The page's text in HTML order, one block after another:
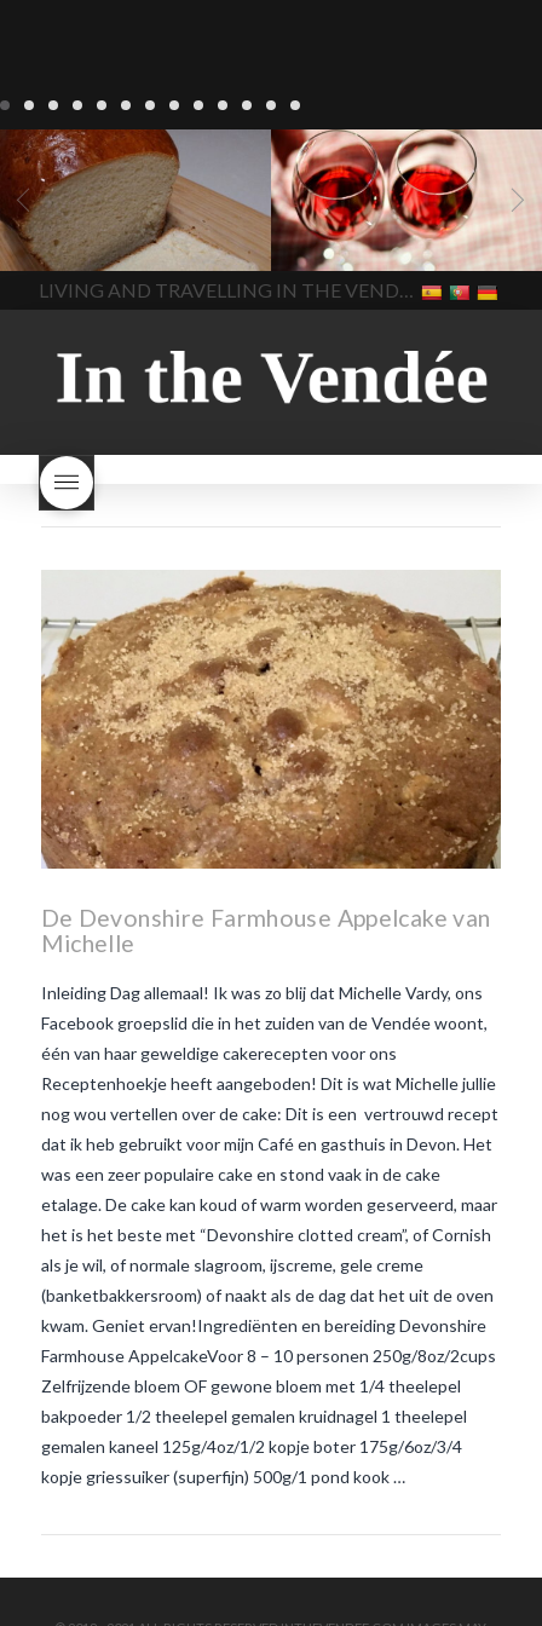
Recepten Wonen
baken in
Frankrijk bakken in de
Vendee
brood bakken
brood met gist gist brood
het beste brood hoe moet
ik brood bakken is melk
brood gezond is melkbrood
gezond mama's brood melk
brood melk brood en
wat is melkbrood
zijn melk
brood en brioche hetzelfde
brood
In The Vendee
Blog Wonen beaujolais
2022 Beaujolais Nouveau
2022 De wijnmakers laten
de druiventrossen gisten in
een anaërobe donderdag
17 november 2022 is
beaujolais dag hoe lang is
Beaujolais Nouveau
houdbaar hoeveel flessen
verkocht
is Beaujolais
Nouveau een fruitige wijn
kooldioxiderijke omgeving.
Nouveau naar? wat is
wanneer is beaujolais dag
wanneer is beaujolais
nouveau dag Wat is de dag
van Beaujolais Nouveau wat
is de traditie rond beaujolais
nouveau wat maakt
Beaujolais Nouveau zo
speciaal wat zijn tannines
witte beaujolais nouveau
In The Vendee
VIEW POST
De Devonshire Farmhouse Appelcake van
Michelle
Inleiding Dag allemaal! Ik was zo blij dat Michelle Vardy, ons
Facebook groepslid die in het zuiden van de Vendée woont,
één van haar geweldige cakerecepten voor ons
Receptenhoekje heeft aangeboden! Dit is wat Michelle jullie
nog wou vertellen over de cake: Dit is een vertrouwd recept
dat ik heb gebruikt voor mijn Café en gasthuis in Devon. Het
was een zeer populaire cake en stond vaak in de cake
etalage. De cake kan koud of warm worden geserveerd, maar
het is het beste met “Devonshire clotted cream”, of Cornish
als je wil, of normale slagroom, ijscreme, gele creme
(banketbakkersroom) of naakt als de dag dat het uit de oven
kwam. Geniet ervan!Ingrediënten en bereiding Devonshire
Farmhouse AppelcakeVoor 8 – 10 personen 250g/8oz/2cups
Zelfrijzende bloem OF gewone bloem met 1/4 theelepel
bakpoeder 1/2 theelepel gemalen kruidnagel 1 theelepel
gemalen kaneel 125g/4oz/1/2 kopje boter 175g/6oz/3/4
kopje griessuiker (superfijn) 500g/1 pond kook …